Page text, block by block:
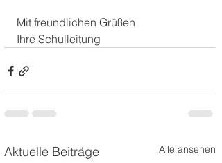
Mit freundlichen Grüßen
Ihre Schulleitung
Aktuelle Beiträge Alle ansehen